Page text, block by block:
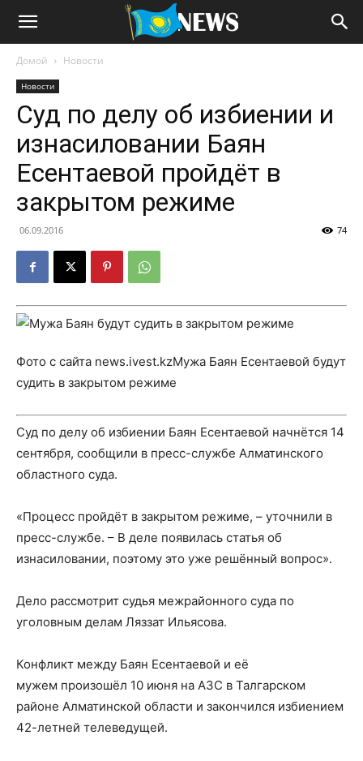
Домой Новости
Новости
Суд по делу об избиении и
изнасиловании Баян
Есентаевой пройдёт в
закрытом режиме
06.09.2016 74
Фото с сайта news.ivest.kzМужа Баян Есентаевой будут
судить в закрытом режиме
Суд по делу об избиении Баян Есентаевой начнётся 14
сентября, сообщили в пресс-службе Алматинского
областного суда.
«Процесс пройдёт в закрытом режиме, – уточнили в
пресс-службе. – В деле появилась статья об
изнасиловании, поэтому это уже решённый вопрос».
Дело рассмотрит судья межрайонного суда по
уголовным делам Ляззат Ильясова.
Конфликт между Баян Есентаевой и её
мужем произошёл 10 июня на АЗС в Талгарском
районе Алматинской области и закончился избиением
42-летней телеведущей.